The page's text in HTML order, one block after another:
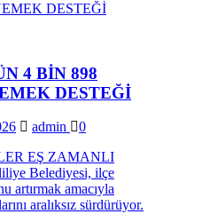
4 BİN 898
DESTEĞİ
admin 0